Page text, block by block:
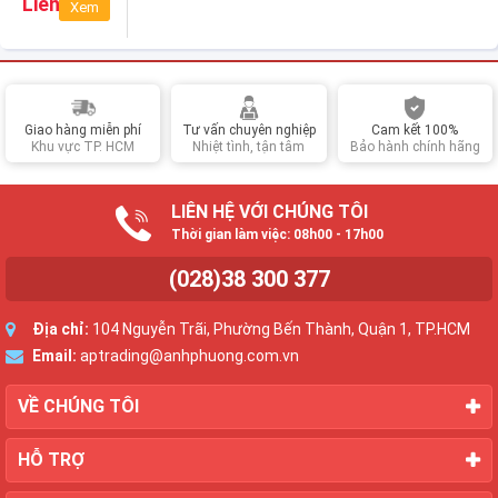
(Black)
Xem
Giao hàng miễn phí
Khu vực TP. HCM
Tư vấn chuyên nghiệp
Nhiệt tình, tận tâm
Cam kết 100%
Bảo hành chính hãng
LIÊN HỆ VỚI CHÚNG TÔI
Thời gian làm việc: 08h00 - 17h00
(028)38 300 377
Địa chỉ: 104 Nguyễn Trãi, Phường Bến Thành, Quận 1, TP.HCM
Email: aptrading@anhphuong.com.vn
VỀ CHÚNG TÔI
HỖ TRỢ